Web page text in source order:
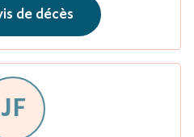
de décès
JF